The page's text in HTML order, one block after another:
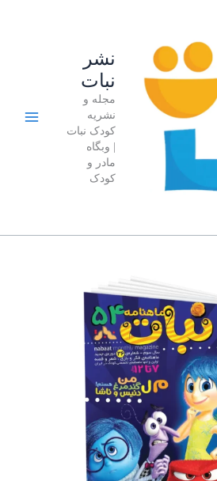
نشر
نبات
مجله و
نشریه
کودک نبات
| وبگاه
مادر و
کودک
۱۵۰,۰۰۰ تومان۹۵,۰۰۰ تومان.